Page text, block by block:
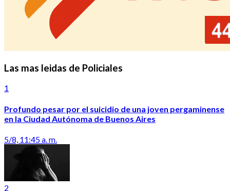
Las mas leidas de Policiales
1
Profundo pesar por el suicidio de una joven pergaminense
en la Ciudad Autónoma de Buenos Aires
5/8, 11:45 a. m.
2